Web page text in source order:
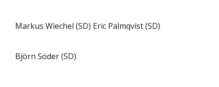
Markus Wiechel (SD) Eric Palmqvist (SD)
Björn Söder (SD)